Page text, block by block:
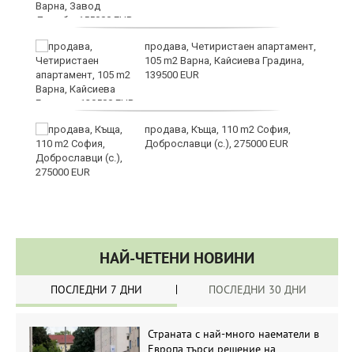
продава, Четиристаен апартамент,
105 m2 Варна, Кайсиева Градина,
139500 EUR
продава, Къща, 110 m2 София,
Доброславци (с.), 275000 EUR
НАЙ-ЧЕТЕНИ НОВИНИ
ПОСЛЕДНИ 7 ДНИ ПОСЛЕДНИ 30 ДНИ
Страната с най-много наематели в
Европа търси решение на